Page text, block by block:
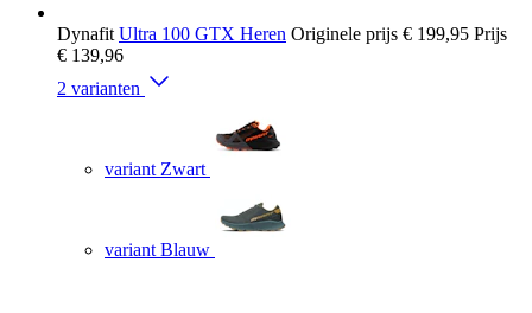
Dynafit Ultra 100 GTX Heren Originele prijs € 199,95 Prijs
€ 139,96
2 varianten
variant Zwart
variant Blauw